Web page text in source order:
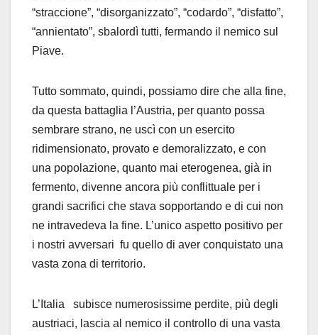
“straccione”, “disorganizzato”, “codardo”, “disfatto”,
“annientato”, sbalordì tutti, fermando il nemico sul
Piave.
Tutto sommato, quindi, possiamo dire che alla fine,
da questa battaglia l’Austria, per quanto possa
sembrare strano, ne uscì con un esercito
ridimensionato, provato e demoralizzato, e con
una popolazione, quanto mai eterogenea, già in
fermento, divenne ancora più conflittuale per i
grandi sacrifici che stava sopportando e di cui non
ne intravedeva la fine. L’unico aspetto positivo per
i nostri avversari fu quello di aver conquistato una
vasta zona di territorio.
L’Italia subisce numerosissime perdite, più degli
austriaci, lascia al nemico il controllo di una vasta